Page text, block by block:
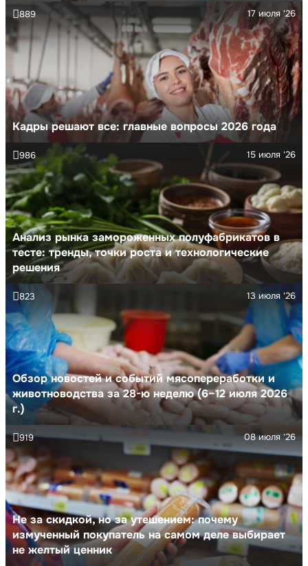
Кадры решают все: главные вопросы 2026 года
17 июля '26
889
Анализ рынка замороженных полуфабрикатов в
тесте: тренды, точки роста и технологические
решения
15 июля '26
986
Обзор новостей и событий мясопереработки и
животноводства за 28-ю неделю (6–12 июля 2026
г.)
13 июля '26
823
Не за скидкой, но за утешением: почему
измученный покупатель на самом деле выбирает
не желтый ценник
08 июля '26
919